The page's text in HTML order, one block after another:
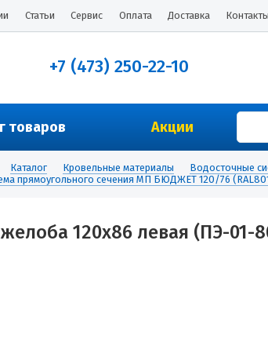
Статьи Сервис Оплата Доставка Контакты
+7 (473) 250-22-10
товаров Акции
Каталог Кровельные материалы Водосточные
прямоугольного сечения МП БЮДЖЕТ 120/76
120х86 левая (ПЭ-01-